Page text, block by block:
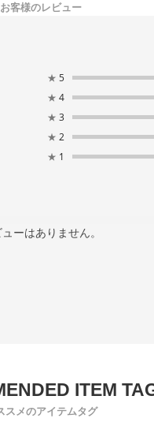
お客様のレビュー
★ 5
★ 4
★ 3
★ 2
★ 1
ーはありません。
スメのアイテムタグ